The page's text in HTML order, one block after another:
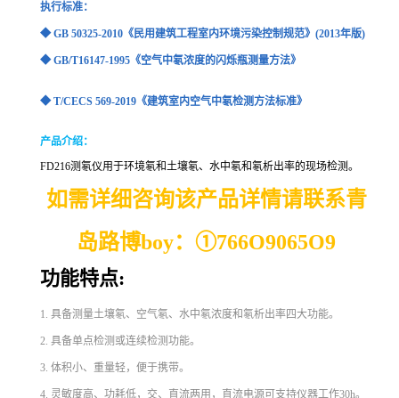
执行标准：
◆ GB 50325-2010《民用建筑工程室内环境污染控制规范》(2013年版)
◆ GB/T16147-1995《空气中氡浓度的闪烁瓶测量方法》
◆ T/CECS 569-2019《建筑室内空气中氡检测方法标准》
产品介绍：
FD216测氡仪用于环境氡和土壤氡、水中氡和氡析出率的现场检测。
如需详细咨询该产品详情请联系青
岛路博boy： ①766O9065O9
功能特点:
1. 具备测量土壤氡、空气氡、水中氡浓度和氡析出率四大功能。
2. 具备单点检测或连续检测功能。
3. 体积小、重量轻，便于携带。
4. 灵敏度高、功耗低，交、直流两用，直流电源可支持仪器工作30h。